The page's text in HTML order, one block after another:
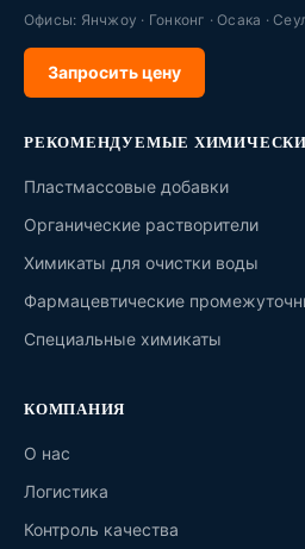
Офисы: Янчжоу · Гонконг · Осака ·
Запросить цену
РЕКОМЕНДУЕМЫЕ
Пластмассовые добавки
Органические растворители
Химикаты для очистки воды
Фармацевтические
Специальные химикаты
КОМПАНИЯ
О нас
Логистика
Контроль качества